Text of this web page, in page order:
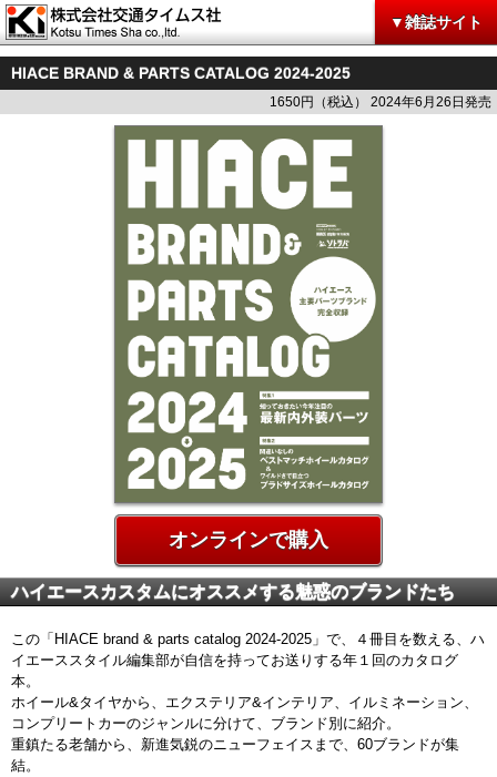
▼雑誌サイト
HIACE BRAND & PARTS CATALOG 2024-2025
1650円（税込） 2024年6月26日発売
オンラインで購入
ハイエースカスタムにオススメする魅惑のブランドたち
この「HIACE brand & parts catalog 2024-2025」で、４冊目を数える、ハ
イエーススタイル編集部が自信を持ってお送りする年１回のカタログ
本。
ホイール&タイヤから、エクステリア&インテリア、イルミネーション、
コンプリートカーのジャンルに分けて、ブランド別に紹介。
重鎮たる老舗から、新進気鋭のニューフェイスまで、60ブランドが集
結。